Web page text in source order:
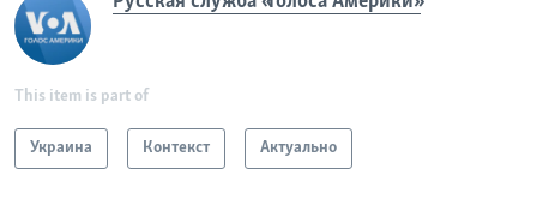
This item is part of
Украина Контекст Актуально